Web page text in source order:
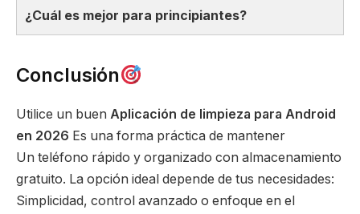
¿Cuál es mejor para principiantes?
Conclusión
Utilice un buen Aplicación de limpieza para Android
en 2026 Es una forma práctica de mantener
Un teléfono rápido y organizado con almacenamiento
gratuito. La opción ideal depende de tus necesidades:
Simplicidad, control avanzado o enfoque en el